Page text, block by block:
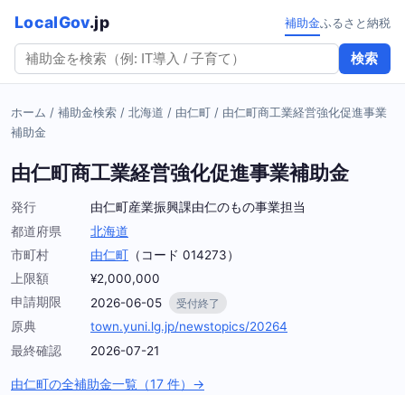
LocalGov.jp
検索
補助金ふるさと納税
ホーム / 補助金検索 / 北海道 / 由仁町 / 由仁町商工業経営強化促進事業
補助金
由仁町商工業経営強化促進事業補助金
発行
由仁町産業振興課由仁のもの事業担当
都道府県
北海道
市町村
由仁町 （コード 014273）
上限額
¥2,000,000
申請期限
2026-06-05 受付終了
原典
town.yuni.lg.jp/newstopics/20264
最終確認
2026-07-21
由仁町の全補助金一覧（17 件）→